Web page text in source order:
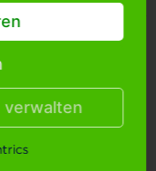
verwalten